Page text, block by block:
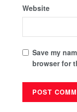
Website
Save my
browser for